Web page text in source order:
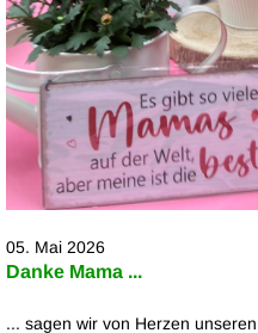
05. Mai 2026
Danke Mama ...
... sagen wir von Herzen